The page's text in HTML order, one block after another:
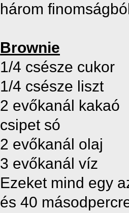
három
Brownie
1/4 csésze cukor
1/4 csésze liszt
2 evőkanál kakaó
csipet só
2 evőkanál olaj
3 evőkanál víz
Ezeket mind egy
és 40